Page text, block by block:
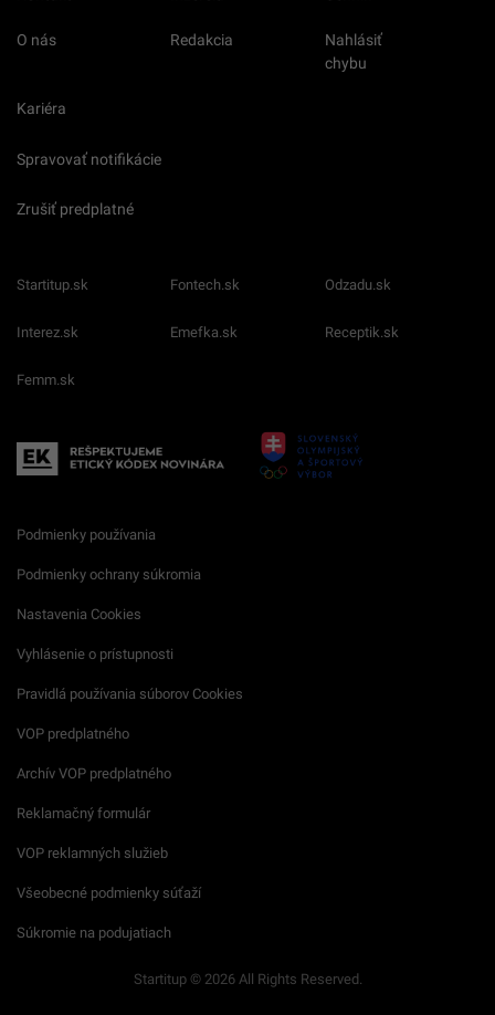
O nás Redakcia
Nahlásiť
chybu
Kariéra
Spravovať notifikácie
Zrušiť predplatné
Startitup.sk Fontech.sk Odzadu.sk
Interez.sk Emefka.sk Receptik.sk
Femm.sk
Podmienky používania
Podmienky ochrany súkromia
Nastavenia Cookies
Vyhlásenie o prístupnosti
Pravidlá používania súborov Cookies
VOP predplatného
Archív VOP predplatného
Reklamačný formulár
VOP reklamných služieb
Všeobecné podmienky súťaží
Súkromie na podujatiach
Startitup © 2026 All Rights Reserved.